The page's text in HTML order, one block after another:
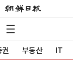
부동산 IT